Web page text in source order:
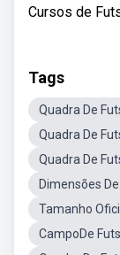
Cursos de
Tags
Quadra De
Quadra De
Quadra De
Dimensões
Tamanho
CampoDe